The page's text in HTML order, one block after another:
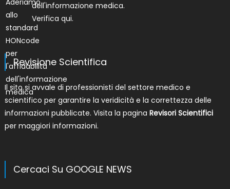
dell'informazione medica.
Verifica qui.
Revisione Scientifica
Il sito si avvale di professionisti del settore medico e
scientifico per garantire la veridicità e la correttezza delle
informazioni pubblicate. Visita la pagina Revisori Scientifici
per maggiori informazioni.
Cercaci Su GOOGLE NEWS